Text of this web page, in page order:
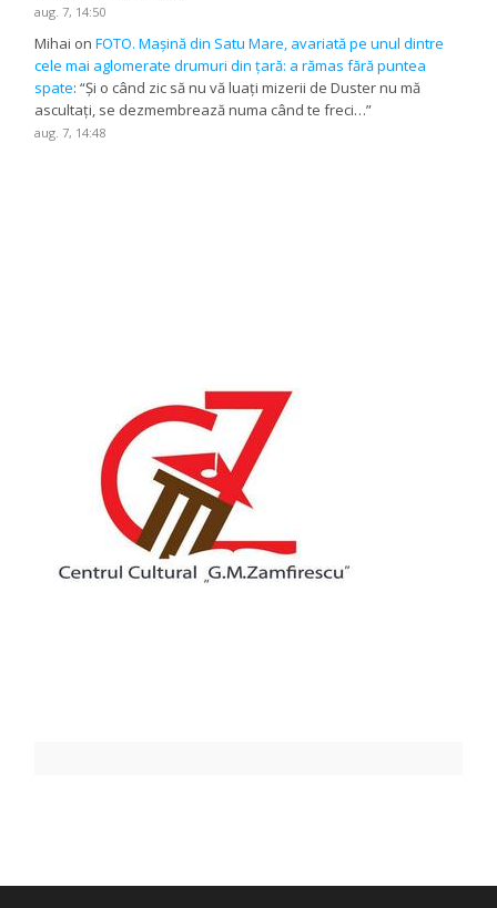
aug. 7, 14:50
Mihai onFOTO. Mașină din Satu Mare, avariată pe unul dintre
cele mai aglomerate drumuri din țară: a rămas fără puntea
spate: “Și o când zic să nu vă luați mizerii de Duster nu mă
ascultați, se dezmembrează numa când te freci…”
aug. 7, 14:48